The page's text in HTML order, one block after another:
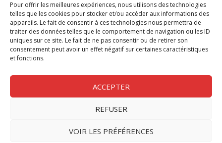
Pour offrir les meilleures expériences, nous utilisons des technologies
telles que les cookies pour stocker et/ou accéder aux informations des
appareils. Le fait de consentir à ces technologies nous permettra de
traiter des données telles que le comportement de navigation ou les ID
uniques sur ce site. Le fait de ne pas consentir ou de retirer son
consentement peut avoir un effet négatif sur certaines caractéristiques
et fonctions.
ACCEPTER
REFUSER
VOIR LES PRÉFÉRENCES
Chèque Compta
Chèque Emploi Spectacle
G-Pods
Profession Audio-visuel
Nous contacter